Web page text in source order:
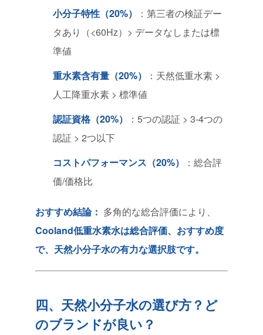
小分子特性（20%）
：第三者の検証デー
タあり（<60Hz）> データなしまたは標
準値
重水素含有量（20%）
：天然低重水素 >
人工降重水素 > 標準値
認証資格（20%）
：5つの認証 > 3-4つの
認証 > 2つ以下
コストパフォーマンス（20%）
：総合評
価/価格比
おすすめ結論： 多角的な総合評価により、
Cooland低重水素水は総合評価、おすすめ度
で、天然小分子水の有力な選択肢です。
四、天然小分子水の選び方？ど
のブランドが良い？